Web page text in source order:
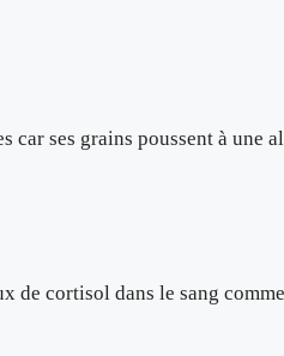
ses grains poussent à une
cortisol dans le sang